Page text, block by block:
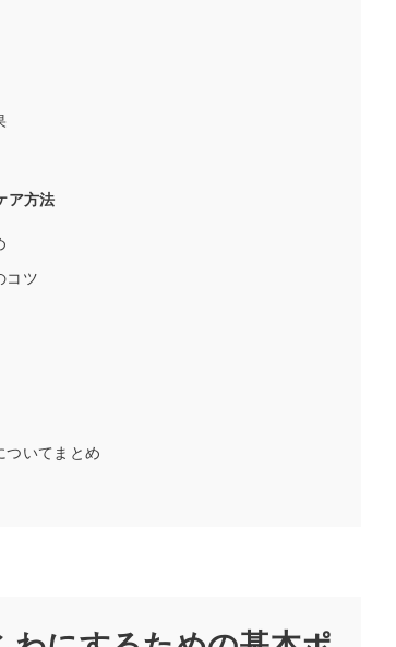
ア方法
コツ
ついてまとめ